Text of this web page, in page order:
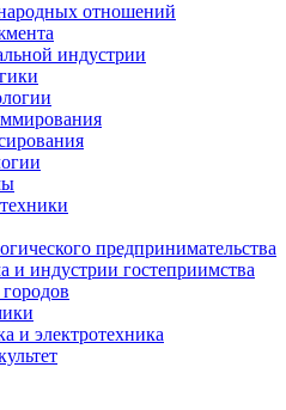
отношений
индустрии
предпринимательства
и индустрии гостеприимства
и электротехника